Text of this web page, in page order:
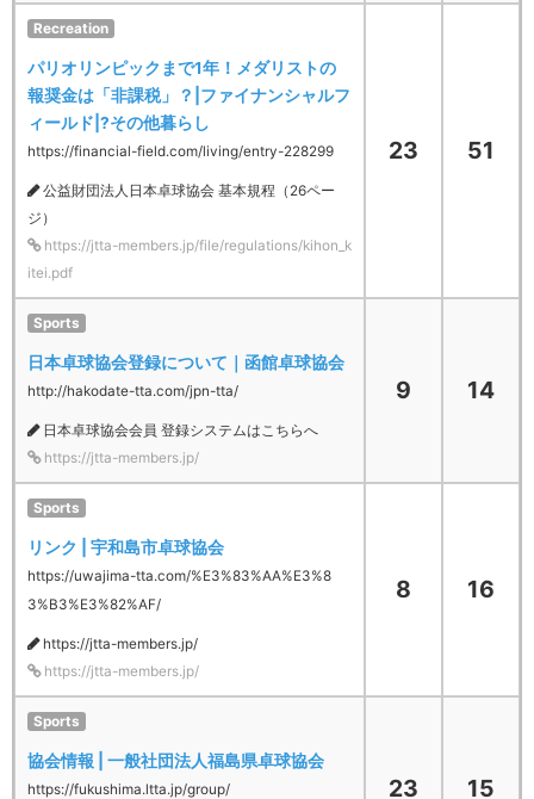
Recreation
パリオリンピックまで1年！メダリストの
報奨金は「非課税」？|ファイナンシャルフ
ィールド|?その他暮らし
https://financial-field.com/living/entry-228299
公益財団法人日本卓球協会 基本規程（26ペー
ジ）
https://jtta-members.jp/file/regulations/kihon_k
itei.pdf
23 51
Sports
日本卓球協会登録について｜函館卓球協会
http://hakodate-tta.com/jpn-tta/
日本卓球協会会員 登録システムはこちらへ
https://jtta-members.jp/
9 14
Sports
リンク | 宇和島市卓球協会
https://uwajima-tta.com/%E3%83%AA%E3%8
3%B3%E3%82%AF/
https://jtta-members.jp/
https://jtta-members.jp/
8 16
Sports
協会情報 | 一般社団法人福島県卓球協会
https://fukushima.ltta.jp/group/ 23 15